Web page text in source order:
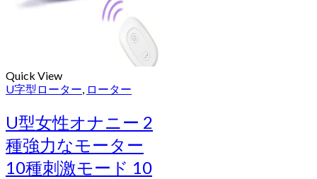
Quick View
U字型ローター, ローター
U型女性オナニー 2
種強力なモーター
10種刺激モード 10